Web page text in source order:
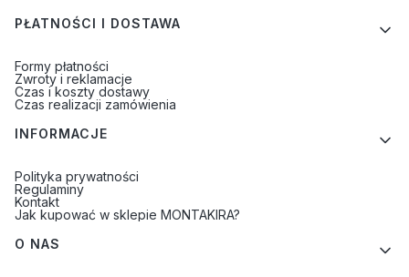
PŁATNOŚCI I DOSTAWA
Formy płatności
Zwroty i reklamacje
Czas i koszty dostawy
Czas realizacji zamówienia
INFORMACJE
Polityka prywatności
Regulaminy
Kontakt
Jak kupować w sklepie MONTAKIRA?
O NAS